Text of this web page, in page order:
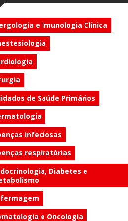
e Imunologia Clínica
de Saúde Primários
infeciosas
respiratórias
Diabetes e
e Oncologia